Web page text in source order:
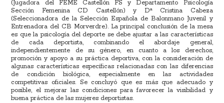
(Jugadora del FEME Castellón FS y Departamento Psicología
Sección Femenina CD Castellón) y Dª Cristina Cabeza
(Seleccionadora de la Selección Española de Balonmano Juvenil y
Entrenadora del CB Morverdre). La principal conclusión de la mesa
es que la psicología del deporte se debe ajustar a las características
de cada deportista, combinando el abordaje general,
independientemente de su género, en cuanto a los derechos,
promoción y apoyo a su práctica deportiva, con la consideración de
algunas características específicas relacionadas con las diferencias
de condición biológica, especialmente en las actividades
competitivas oficiales. Se concluyó que es más que adecuado y
posible, el mejorar las condiciones para favorecer la visibilidad y
buena práctica de las mujeres deportistas.